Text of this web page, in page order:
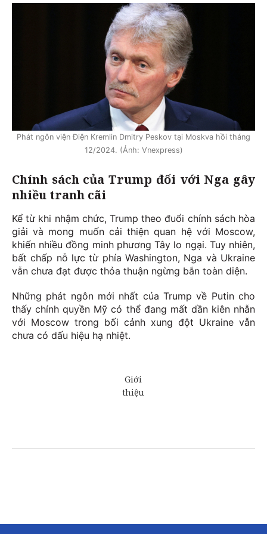
Phát ngôn viện Điện Kremlin Dmitry Peskov tại Moskva hồi tháng
12/2024. (Ảnh: Vnexpress)
Chính sách của Trump đối với Nga gây
nhiều tranh cãi
Kể từ khi nhậm chức, Trump theo đuổi chính sách hòa
giải và mong muốn cải thiện quan hệ với Moscow,
khiến nhiều đồng minh phương Tây lo ngại. Tuy nhiên,
bất chấp nỗ lực từ phía Washington, Nga và Ukraine
vẫn chưa đạt được thỏa thuận ngừng bắn toàn diện.
Những phát ngôn mới nhất của Trump về Putin cho
thấy chính quyền Mỹ có thể đang mất dần kiên nhẫn
với Moscow trong bối cảnh xung đột Ukraine vẫn
chưa có dấu hiệu hạ nhiệt.